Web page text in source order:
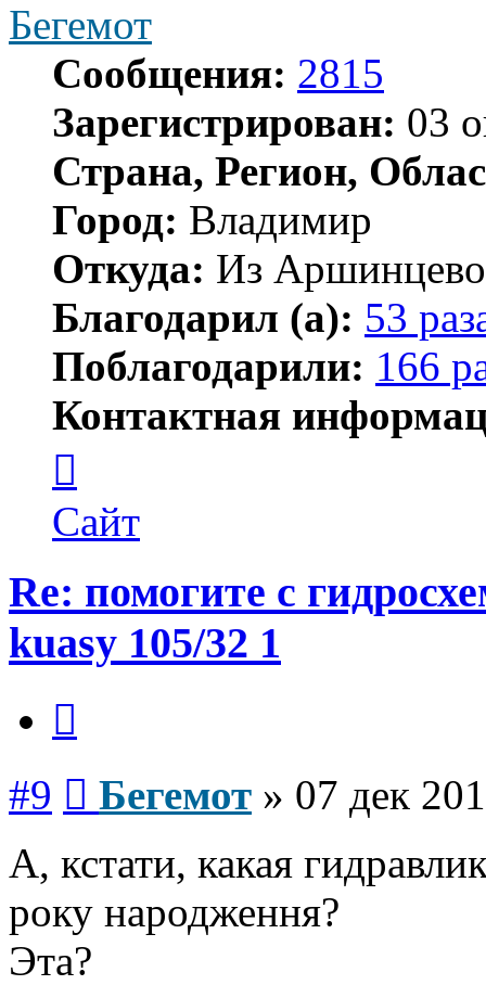
Бегемот
Сообщения: 2815
Зарегистрирован: 03
Страна, Регион,
Город: Владимир
Откуда: Из
Благодарил (а): 53
Поблагодарили: 166
Контактная
пользователя
Бегемот
Сайт
Re: помогите с
kuasy 105/32 1
#9 Бегемот » 07 дек
А, кстати, какая
року народження?
Эта?